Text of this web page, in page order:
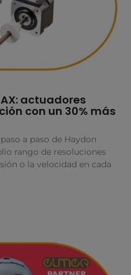
actuadores
con un 30% más
a paso de Haydon
rango de resoluciones
o la velocidad en cada